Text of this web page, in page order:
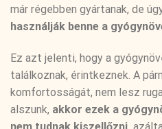
már régebben gyártanak, de
használják benne a
Ez azt jelenti, hogy a
találkoznak, érintkeznek. A
komfortosságát, nem lesz
alszunk, akkor ezek a